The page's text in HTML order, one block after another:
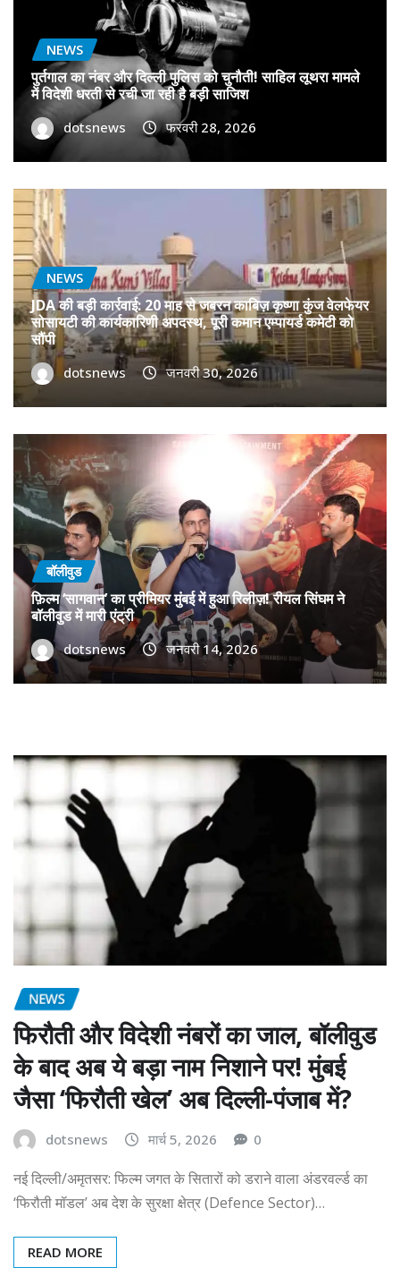
NEWS
पुर्तगाल का नंबर और दिल्ली पुलिस को चुनौती! साहिल लूथरा मामले
में विदेशी धरती से रची जा रही है बड़ी साजिश
dotsnews फरवरी 28, 2026
NEWS
JDA की बड़ी कार्रवाई: 20 माह से जबरन काबिज़ कृष्णा कुंज वेलफेयर
सोसायटी की कार्यकारिणी अपदस्थ, पूरी कमान एम्पायर्ड कमेटी को
सौंपी
dotsnews जनवरी 30, 2026
बॉलीवुड
फ़िल्म ‘सागवान’ का प्रीमियर मुंबई में हुआ रिलीज़! रीयल सिंघम ने
बॉलीवुड में मारी एंट्री
dotsnews जनवरी 14, 2026
NEWS
फिरौती और विदेशी नंबरों का जाल, बॉलीवुड
के बाद अब ये बड़ा नाम निशाने पर! मुंबई
जैसा ‘फिरौती खेल’ अब दिल्ली-पंजाब में?
dotsnews मार्च 5, 2026 0
नई दिल्ली/अमृतसर: फिल्म जगत के सितारों को डराने वाला अंडरवर्ल्ड का
‘फिरौती मॉडल’ अब देश के सुरक्षा क्षेत्र (Defence Sector)…
READ MORE